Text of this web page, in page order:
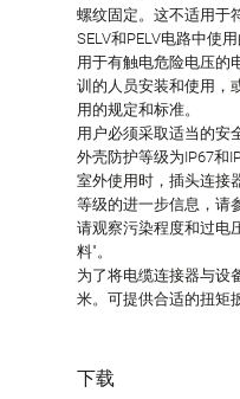
螺纹固定。这不适用于
SELV和PELV电路中使用
用于有触电危险电压的
训的人员安装和使用，
用的规定和标准。
用户必须采取适当的安
外壳防护等级为IP67和
室外使用时，插头连接
等级的进一步信息，请
请观察污染程度和过电
料"。
为了将电缆连接器与设
米。可提供合适的扭矩
下载